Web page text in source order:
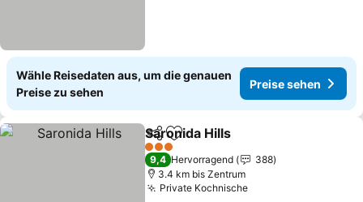
Wähle Reisedaten aus, um die genauen
Preise zu sehen
Preise sehen
TeilenZu Favoriten hinzufügen
Saronida Hills
3 Sterne
9,4 Hervorragend
388
3.4 km bis Zentrum
Private KochnischePreise sehen